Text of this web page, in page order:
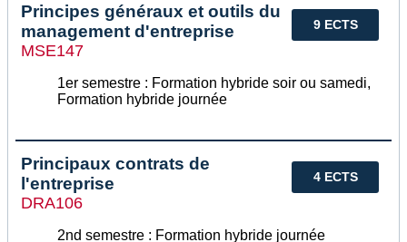
9 ECTS
Principes généraux et outils du
management d'entreprise
MSE147
1er semestre : Formation hybride soir ou samedi,
Formation hybride journée
4 ECTS
Principaux contrats de
l'entreprise
DRA106
2nd semestre : Formation hybride journée